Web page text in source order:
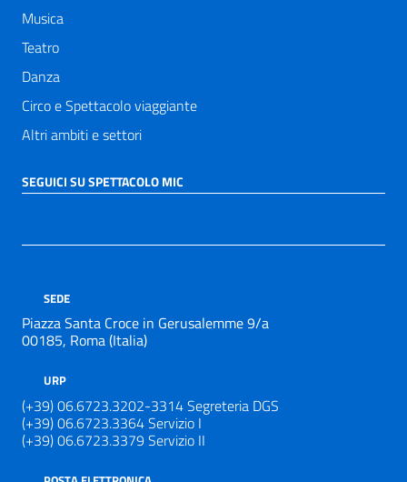
Musica
Teatro
Danza
Circo e Spettacolo viaggiante
Altri ambiti e settori
SEGUICI SU SPETTACOLO MIC
SEDE
Piazza Santa Croce in Gerusalemme 9/a
00185, Roma (Italia)
URP
(+39) 06.6723.3202-3314 Segreteria DGS
(+39) 06.6723.3364 Servizio I
(+39) 06.6723.3379 Servizio II